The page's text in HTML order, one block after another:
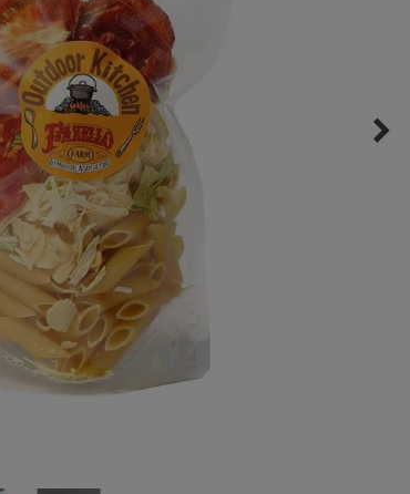
キャップ/帽子
シューズ/靴下
サングラス/メガネ
時計
その他
フィールドギア